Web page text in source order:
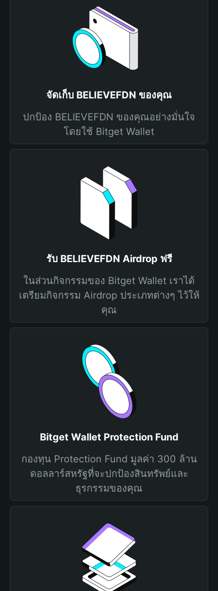
จัดเก็บ BELIEVEFDN ของคุณ
ปกป้อง BELIEVEFDN ของคุณอย่างมั่นใจ
โดยใช้ Bitget Wallet
รับ BELIEVEFDN Airdrop ฟรี
ในส่วนกิจกรรมของ Bitget Wallet เราได้
เตรียมกิจกรรม Airdrop ประเภทต่างๆ ไว้ให้
คุณ
Bitget Wallet Protection Fund
กองทุน Protection Fund มูลค่า 300 ล้าน
ดอลลาร์สหรัฐที่จะปกป้องสินทรัพย์และ
ธุรกรรมของคุณ